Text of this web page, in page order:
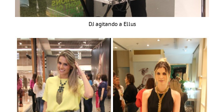
DJ agitando a Ellus